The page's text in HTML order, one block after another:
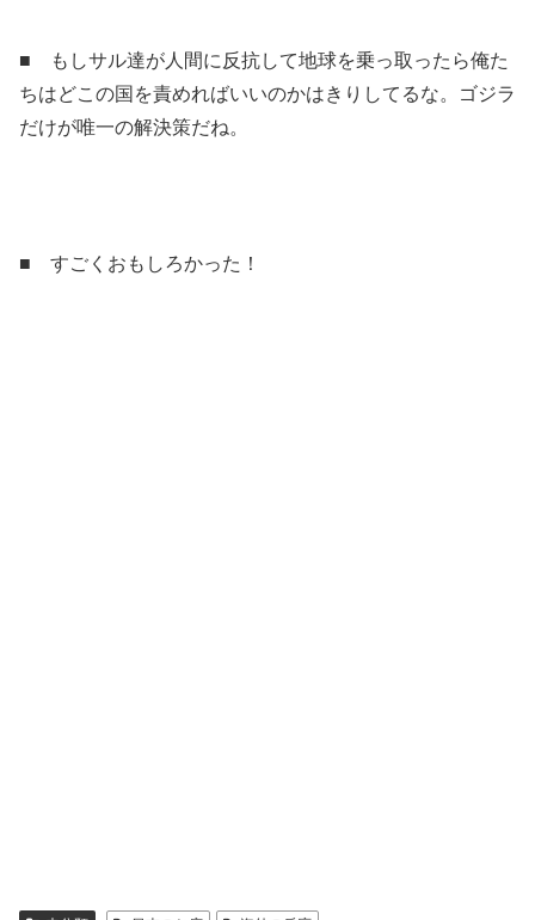
■ もしサル達が人間に反抗して地球を乗っ取ったら俺た
ちはどこの国を責めればいいのかはきりしてるな。ゴジラ
だけが唯一の解決策だね。
■ すごくおもしろかった！